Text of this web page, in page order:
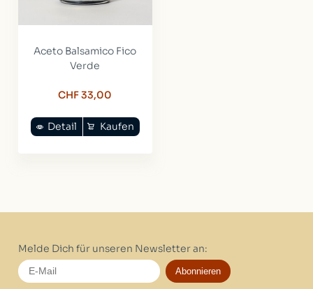
Aceto Balsamico Fico
Verde
CHF 33,00
Kaufen
Detail
Melde Dich für unseren Newsletter an:
Abonnieren